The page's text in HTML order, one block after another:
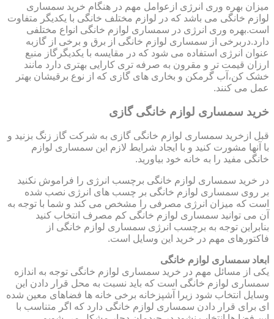
میزان بهره وری انرژی ازعوامل مهم در هنگام خرید سمساری
لوازم خانگی می باشد که در لوازم مختلف خانگی با یکدیگر متفاوت
است.بهره وری انرژی در سمساری لوازم خانگی انواع مختلفی
دارد.دربرخی از سمساری لوازم خانگی از برق و برخی از گازبه
عنوان انرژی استفاده می شود که در مقایسه با یکدیگرگاز منبع
ارزان قیمت تر و مقرون به صرفه تری کارایی بهتری دارد مانند
خشک کن،آب گرمکن و بخاری های گازی که از نوع برقیشان بهتر
عمل می کنند.
خرید سمساری لوازم خانگی گازی
قبل ازخرید سمساری لوازم خانگی گازی به شرکت گاز زنگ بزنید و
با آنها مشورت کنید و با ایجاد شرایط لازم این سمساری لوازم
خانگی مفید را به خانه خود بیاورید.
در خرید سمساری لوازم خانگی برچسب انرژی را فراموش نکنید
بر روی سمساری لوازم خانگی بر چسب های انرژی نصب شده
است که میزان انرژی مصرفی را مشخص می کند و شما با توجه به
آن می توانید سمساری لوازم خانگی کم مصرف انتخاب کنید
بنابراین توجه به برچسب انرژی سمساری لوازم خانگی از
فاکتورهای مهم در خرید این وسایل است.
ابعاد سمساری لوازم خانگی
یکی از مسائل مهم در خرید سمساری لوازم خانگی توجه به اندازه
سمساری لوازم خانگی است که باید نسبت به محل قرار دادن این
وسایل انتخاب شود زیرا آشپزخانه برخی خانه ها فضاهای معین شده
ای برای قرار دادن سمساری لوازم خانگی دارد که اگر متناسب با